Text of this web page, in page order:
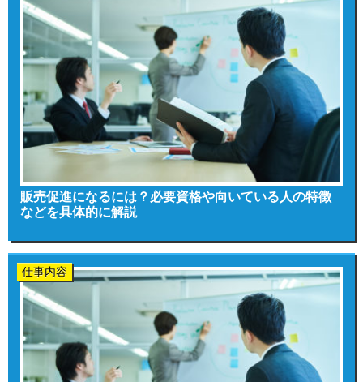
販売促進になるには？必要資格や向いている人の特徴
などを具体的に解説
仕事内容